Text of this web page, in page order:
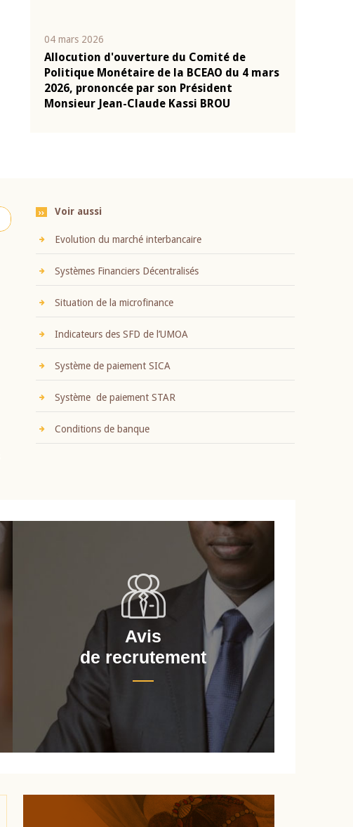
04 mars 2026
Allocution d'ouverture du Comité de
Politique Monétaire de la BCEAO du 4 mars
2026, prononcée par son Président
Monsieur Jean-Claude Kassi BROU
Voir aussi
Evolution du marché interbancaire
Systèmes Financiers Décentralisés
Situation de la microfinance
Indicateurs des SFD de l’UMOA
Système de paiement SICA
Système de paiement STAR
Conditions de banque
Avis
de recrutement